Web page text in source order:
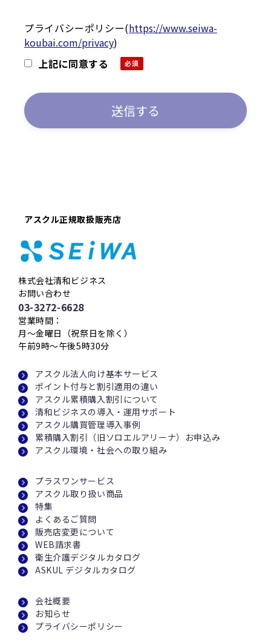
プライバシーポリシー(https://www.seiwa-
koubai.com/privacy)
上記に同意する
アスクル正規取扱販売店
株式会社清和ビジネス
お問い合わせ
03-3272-6628
営業時間：
月〜金曜日（祝祭日を除く）
午前9時〜午後5時30分
アスクル法人向け基本サービス
ポイント付与と割引適用の違い
アスクル累積購入割引について
清和ビジネスの導入・運用サポート
アスクル購買管理導入事例
累積購入割引（旧ソロエルアリーナ）お申込み
アスクル環境・社会への取り組み
プラスワンサービス
アスクル取り扱い商品
特集
よくあるご質問
販売店変更について
WEB請求書
衛生介護デジタルカタログ
ASKUL デジタルカタログ
会社概要
お知らせ
プライバシーポリシー